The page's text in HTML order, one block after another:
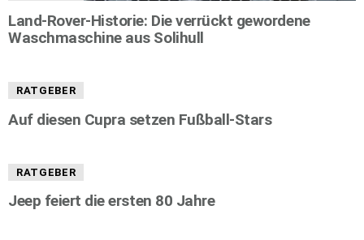
Land-Rover-Historie: Die verrückt gewordene
Waschmaschine aus Solihull
RATGEBER
Auf diesen Cupra setzen Fußball-Stars
RATGEBER
Jeep feiert die ersten 80 Jahre